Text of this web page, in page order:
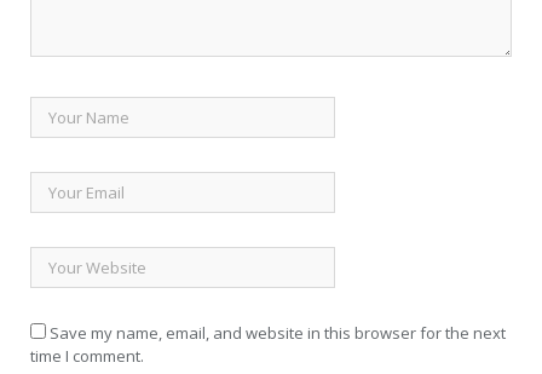
Save my name, email, and website in this browser for the next
time I comment.